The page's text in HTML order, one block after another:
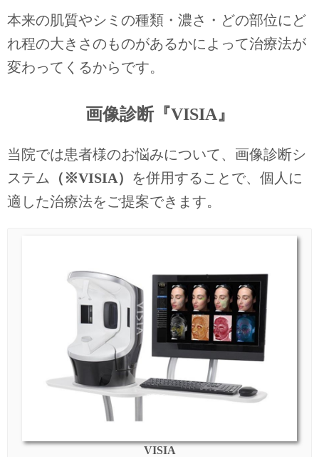
本来の肌質やシミの種類・濃さ・どの部位にど
れ程の大きさのものがあるかによって治療法が
変わってくるからです。
画像診断『VISIA』
当院では患者様のお悩みについて、画像診断シ
ステム （※VISIA） を併用することで、個人に
適した治療法をご提案できます。
VISIA